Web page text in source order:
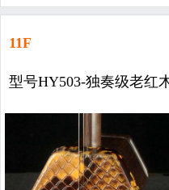
11F
型号HY503-独奏级老红